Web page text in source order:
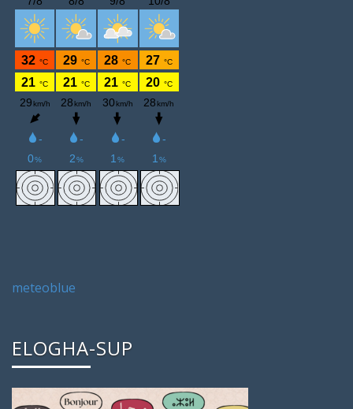
meteoblue
ELOGHA-SUP